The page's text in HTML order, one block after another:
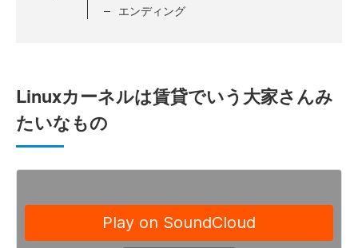
エンディング
Linuxカーネルは賃貸でいう大家さんみ
たいなもの